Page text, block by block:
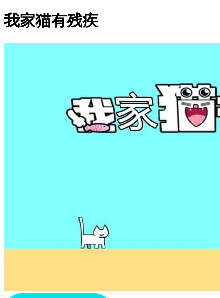
我家猫有残疾